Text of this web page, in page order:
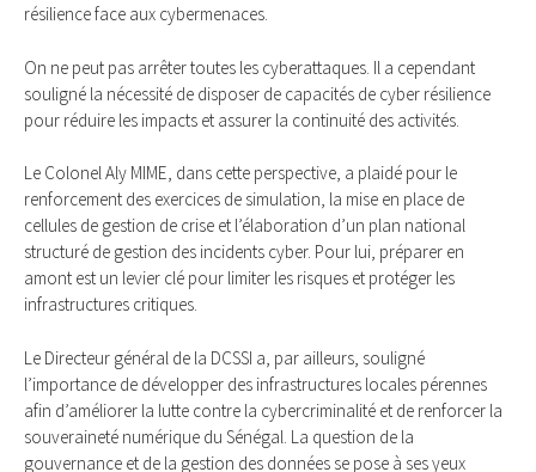
résilience face aux cybermenaces.
On ne peut pas arrêter toutes les cyberattaques. Il a cependant
souligné la nécessité de disposer de capacités de cyber résilience
pour réduire les impacts et assurer la continuité des activités.
Le Colonel Aly MIME, dans cette perspective, a plaidé pour le
renforcement des exercices de simulation, la mise en place de
cellules de gestion de crise et l’élaboration d’un plan national
structuré de gestion des incidents cyber. Pour lui, préparer en
amont est un levier clé pour limiter les risques et protéger les
infrastructures critiques.
Le Directeur général de la DCSSI a, par ailleurs, souligné
l’importance de développer des infrastructures locales pérennes
afin d’améliorer la lutte contre la cybercriminalité et de renforcer la
souveraineté numérique du Sénégal. La question de la
gouvernance et de la gestion des données se pose à ses yeux